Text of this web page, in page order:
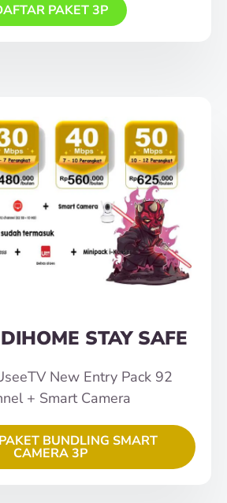
PAKET 3P
STAY SAFE
New Entry Pack 92
+ Smart Camera
BUNDLING SMART
CAMERA 3P